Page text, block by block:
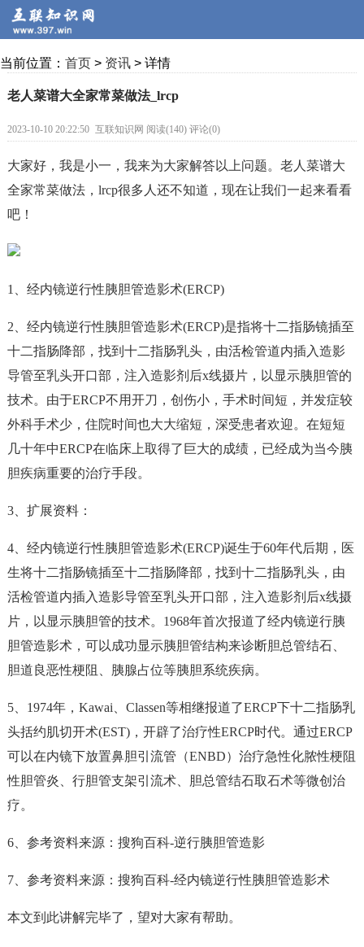
当前位置： 首页 > 资讯 > 详情
老人菜谱大全家常菜做法_lrcp
2023-10-10 20:22:50 互联知识网 阅读(140) 评论(0)
大家好，我是小一，我来为大家解答以上问题。老人菜谱大
全家常菜做法，lrcp很多人还不知道，现在让我们一起来看看
吧！
1、经内镜逆行性胰胆管造影术(ERCP)
2、经内镜逆行性胰胆管造影术(ERCP)是指将十二指肠镜插至
十二指肠降部，找到十二指肠乳头，由活检管道内插入造影
导管至乳头开口部，注入造影剂后x线摄片，以显示胰胆管的
技术。由于ERCP不用开刀，创伤小，手术时间短，并发症较
外科手术少，住院时间也大大缩短，深受患者欢迎。在短短
几十年中ERCP在临床上取得了巨大的成绩，已经成为当今胰
胆疾病重要的治疗手段。
3、扩展资料：
4、经内镜逆行性胰胆管造影术(ERCP)诞生于60年代后期，医
生将十二指肠镜插至十二指肠降部，找到十二指肠乳头，由
活检管道内插入造影导管至乳头开口部，注入造影剂后x线摄
片，以显示胰胆管的技术。1968年首次报道了经内镜逆行胰
胆管造影术，可以成功显示胰胆管结构来诊断胆总管结石、
胆道良恶性梗阻、胰腺占位等胰胆系统疾病。
5、1974年，Kawai、Classen等相继报道了ERCP下十二指肠乳
头括约肌切开术(EST)，开辟了治疗性ERCP时代。通过ERCP
可以在内镜下放置鼻胆引流管（ENBD）治疗急性化脓性梗阻
性胆管炎、行胆管支架引流术、胆总管结石取石术等微创治
疗。
6、参考资料来源：搜狗百科-逆行胰胆管造影
7、参考资料来源：搜狗百科-经内镜逆行性胰胆管造影术
本文到此讲解完毕了，望对大家有帮助。